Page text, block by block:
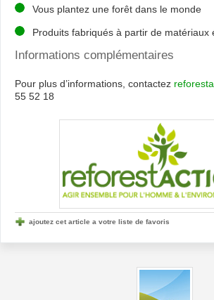
Vous plantez une forêt dans le monde
Produits fabriqués à partir de matériaux
Informations complémentaires
Pour plus d’informations, contactez
55 52 18
ajoutez cet article a votre liste de favoris